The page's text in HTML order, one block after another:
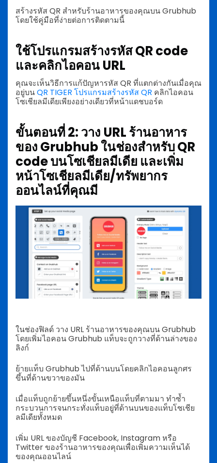
สร้างรหัส QR สำหรับร้านอาหารของคุณบน Grubhub
โดยใช้คู่มือที่ง่ายต่อการติดตามนี้
ใช้โปรแกรมสร้างรหัส QR code
และคลิกไอคอน URL
คุณจะเห็นวิธีการแก้ปัญหารหัส QR ที่แตกต่างกันเมื่อคุณ
อยู่บนQR TIGER โปรแกรมสร้างรหัส QR คลิกไอคอน
โซเชียลมีเดียเพียงอย่างเดียวที่หน้าแดชบอร์ด
ขั้นตอนที่ 2: วาง URL ร้านอาหาร
ของ Grubhub ในช่องสำหรับ QR
code บนโซเชียลมีเดีย และเพิ่ม
หน้าโซเชียลมีเดีย/ทรัพยากร
ออนไลน์ที่คุณมี
ในช่องฟิลด์ วาง URL ร้านอาหารของคุณบน Grubhub
โดยเพิ่มไอคอน Grubhub แท็บจะถูกวางที่ด้านล่างของ
ลิงก์
ย้ายแท็บ Grubhub ไปที่ด้านบนโดยคลิกไอคอนลูกศร
ขึ้นที่ด้านขวาของมัน
เมื่อแท็บถูกย้ายขึ้นหนึ่งขั้นเหนือแท็บที่ตามมา ทำซ้ำ
กระบวนการจนกระทั่งแท็บอยู่ที่ด้านบนของแท็บโซเชีย
ลมีเดียทั้งหมด
เพิ่ม URL ของบัญชี Facebook, Instagram หรือ
Twitter ของร้านอาหารของคุณเพื่อเพิ่มความเห็นได้
ของคุณออนไลน์